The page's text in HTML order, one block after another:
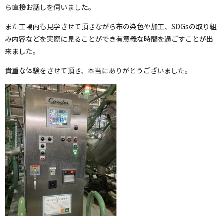
ら直接お話しを伺いました。
また工場内も見学させて頂きながら布の染色や加工、SDGsの取り組
み内容などを実際に見ることができ有意義な時間を過ごすことが出
来ました。
貴重な体験をさせて頂き、本当にありがとうございました。